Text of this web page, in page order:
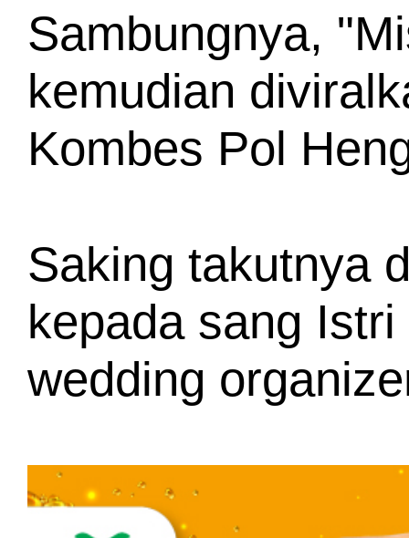
Sambungnya,
kemudian
Kombes Pol
Saking takutnya
kepada sang
wedding